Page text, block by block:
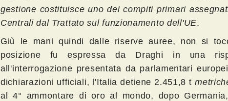
gestione costituisce uno dei compiti primari
Centrali dal Trattato sul funzionamento dell'UE.
Giù le mani quindi dalle riserve auree, non si
posizione fu espressa da Draghi in una
all'interrogazione presentata da parlamentari
dichiarazioni ufficiali,
l'Italia detiene 2.451,8 t
al 4° ammontare di oro al mondo, dopo